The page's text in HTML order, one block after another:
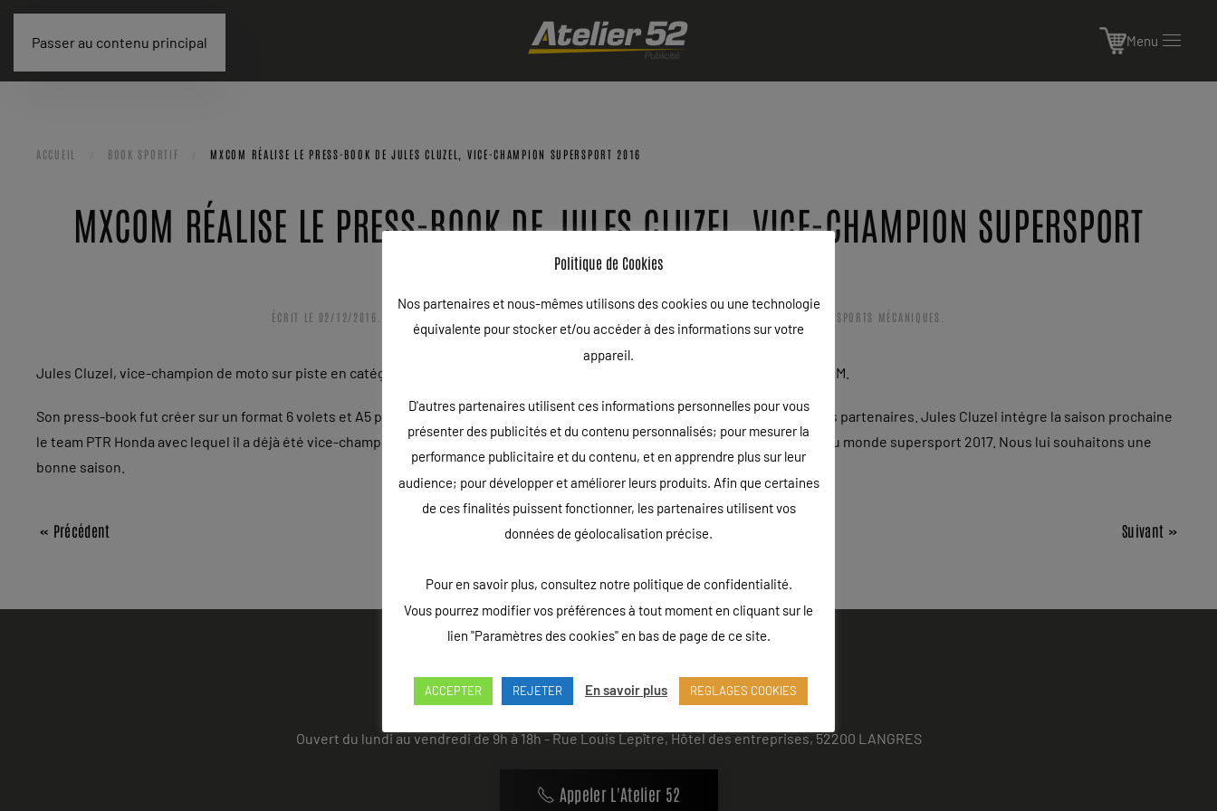
Passer au contenu principal Menu
ACCUEIL BOOK SPORTIF MXCOM RÉALISE LE PRESS-BOOK DE JULES CLUZEL, VICE-CHAMPION SUPERSPORT 2016
MXCOM RÉALISE LE PRESS-BOOK DE JULES CLUZEL, VICE-CHAMPION SUPERSPORT
2016
ÉCRIT LE 02/12/2016 SPORTS MÉCANIQUES
Jules Cluzel, vice-champion de moto sur piste en catégorie world supersport, a confié la réalisation de son press-book à MXCOM.
Son press-book fut créer sur un format 6 volets et A5 paysage.La mise en valeur de Jules était importante pour rechercher des partenaires. Jules Cluzel intégre la saison prochaine
le team PTR Honda avec lequel il a déjà été vice-champion du monde par le passé. Son ambition est claire : devenir champion du monde supersport 2017. Nous lui souhaitons une
bonne saison.
« Précédent Suivant »
Ouvert du lundi au vendredi de 9h à 18h - Rue Louis Lepître, Hôtel des entreprises, 52200 LANGRES
Appeler L'Atelier 52
Politique de Cookies
Nos partenaires et nous-mêmes utilisons des cookies ou une technologie
équivalente pour stocker et/ou accéder à des informations sur votre
appareil.
D'autres partenaires utilisent ces informations personnelles pour vous
présenter des publicités et du contenu personnalisés; pour mesurer la
performance publicitaire et du contenu, et en apprendre plus sur leur
audience; pour développer et améliorer leurs produits. Afin que certaines
de ces finalités puissent fonctionner, les partenaires utilisent vos
données de géolocalisation précise.
Pour en savoir plus, consultez notre politique de confidentialité.
Vous pourrez modifier vos préférences à tout moment en cliquant sur le
lien "Paramètres des cookies" en bas de page de ce site.
ACCEPTER REJETER En savoir plus REGLAGES COOKIES